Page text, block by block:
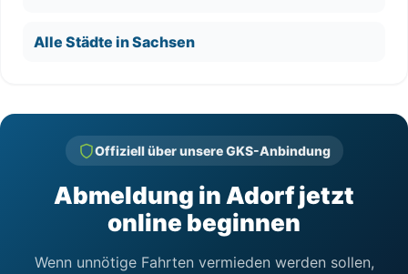
Alle Städte in Sachsen
Offiziell über unsere GKS-Anbindung
Abmeldung in Adorf jetzt
online beginnen
Wenn unnötige Fahrten vermieden werden sollen,